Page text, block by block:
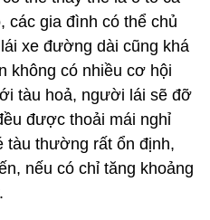
các gia đình có thể chủ
xe đường dài cũng khá
không có nhiều cơ hội
tàu hoả, người lái sẽ đỡ
được thoải mái nghỉ
tàu thường rất ổn định,
nếu có chỉ tăng khoảng